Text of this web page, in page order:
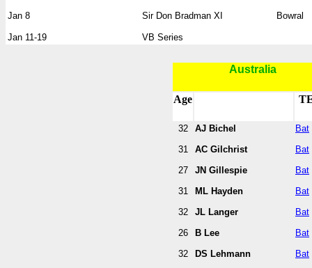
Jan 8
Jan 11-19
Sir Don Bradman XI
VB Series
Bowral
Australia
Age
32
31
27
31
32
26
32
AJ Bichel
AC Gilchrist
JN Gillespie
ML Hayden
JL Langer
B Lee
DS Lehmann
Bat
Bat
Bat
Bat
Bat
Bat
Bat